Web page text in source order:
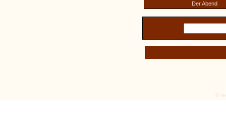
Der Abend